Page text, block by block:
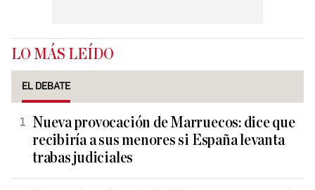
LO MÁS LEÍDO
EL DEBATE
Nueva provocación de Marruecos: dice que
recibiría a sus menores si España levanta
trabas judiciales